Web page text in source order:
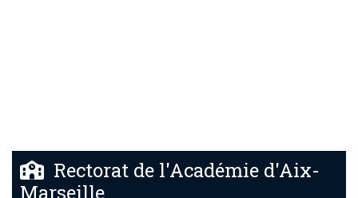
Rectorat de l'Académie d'Aix-
Marseille